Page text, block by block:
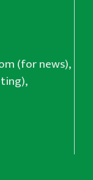
(for news),